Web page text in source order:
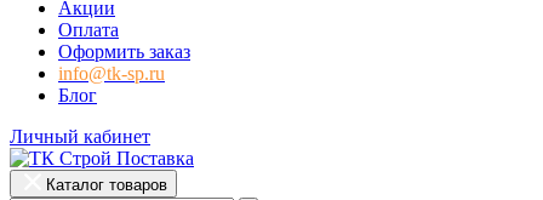
Акции
Оплата
Оформить заказ
info@tk-sp.ru
Блог
Личный кабинет
Каталог товаров